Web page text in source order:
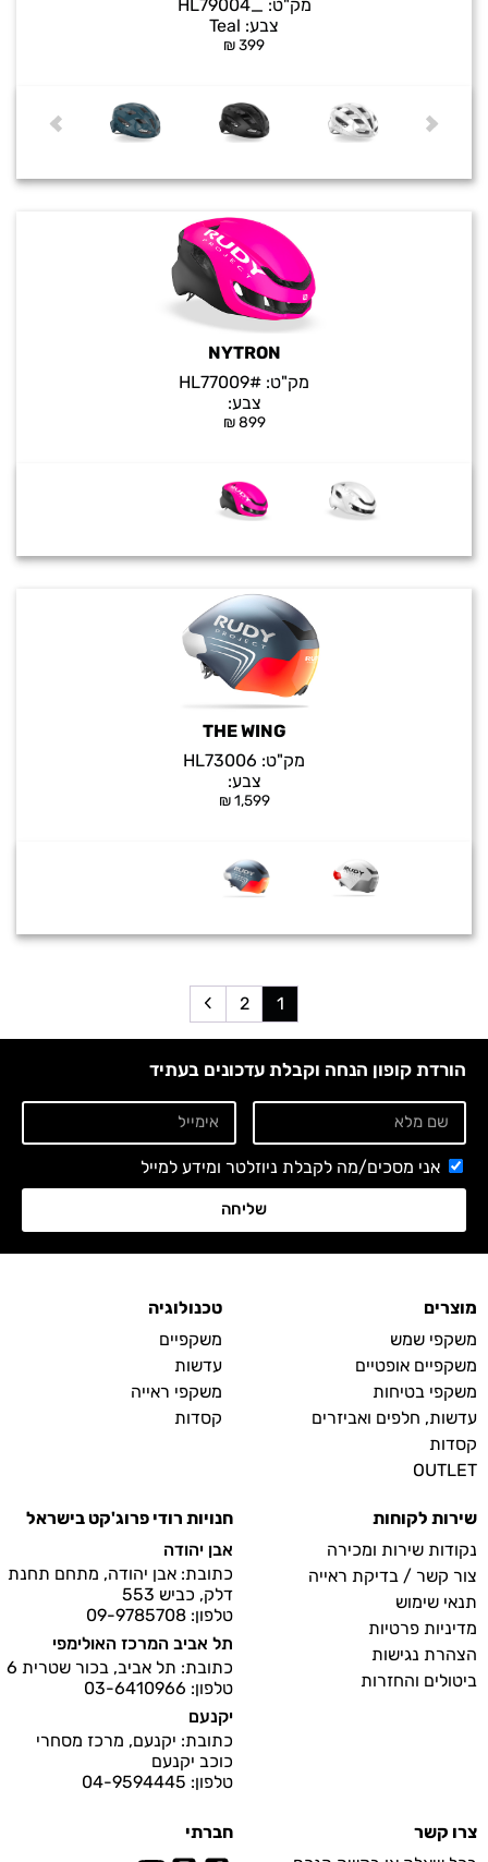
מק"ט: _HL79004
צבע: Teal
₪399
NYTRON
מק"ט: #HL77009
צבע:
₪899
THE WING
מק"ט: HL73006
צבע:
₪1,599
1
2
הורדת קופון הנחה וקבלת עדכונים בעתיד
אני מסכים/מה לקבלת ניוזלטר ומידע למייל
שליחה
מוצרים
משקפי שמש
משקפיים אופטיים
משקפי בטיחות
עדשות, חלפים ואביזרים
קסדות
OUTLET
טכנולוגיה
משקפיים
עדשות
משקפי ראייה
קסדות
שירות לקוחות
נקודות שירות ומכירה
צור קשר / בדיקת ראייה
תנאי שימוש
מדיניות פרטיות
הצהרת נגישות
ביטולים והחזרות
חנויות רודי פרוג'קט בישראל
אבן יהודה
כתובת: אבן יהודה, מתחם תחנת
דלק, כביש 553
טלפון: 09-9785708
תל אביב המרכז האולימפי
כתובת: תל אביב, בכור שטרית 6
טלפון: 03-6410966
יקנעם
כתובת: יקנעם, מרכז מסחרי
כוכב יקנעם
טלפון: 04-9594445
צרו קשר
חברתי